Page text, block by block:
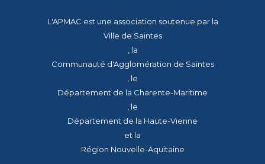
L'APMAC est une association soutenue par la
Ville de Saintes
, la
Communauté d'Agglomération de Saintes
, le
Département de la Charente-Maritime
, le
Département de la Haute-Vienne
et la
Région Nouvelle-Aquitaine